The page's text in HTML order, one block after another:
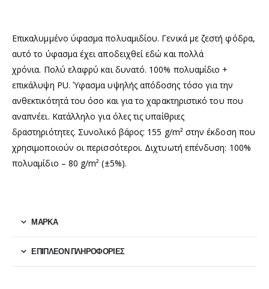
Επικαλυμμένο ύφασμα πολυαμιδίου. Γενικά με ζεστή φόδρα,
αυτό το ύφασμα έχει αποδειχθεί εδώ και πολλά
χρόνια. Πολύ ελαφρύ και δυνατό. 100% πολυαμίδιο +
επικάλυψη PU. Ύφασμα υψηλής απόδοσης τόσο για την
ανθεκτικότητά του όσο και για το χαρακτηριστικό του που
αναπνέει. Κατάλληλο για όλες τις υπαίθριες
δραστηριότητες. Συνολικό βάρος: 155 g/m² στην έκδοση που
χρησιμοποιούν οι περισσότεροι. Διχτυωτή επένδυση: 100%
πολυαμίδιο – 80 g/m² (±5%).
ΜΆΡΚΑ
ΕΠΙΠΛΈΟΝ ΠΛΗΡΟΦΟΡΊΕΣ